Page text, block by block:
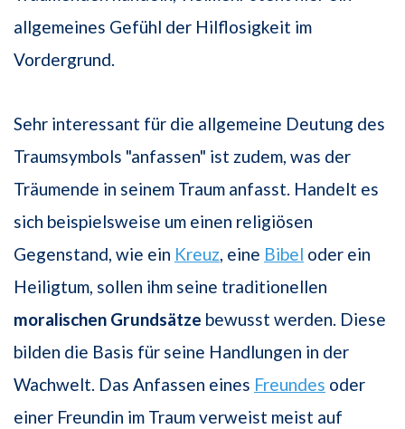
allgemeines Gefühl der Hilflosigkeit im
Vordergrund.
Sehr interessant für die allgemeine Deutung des
Traumsymbols "anfassen" ist zudem, was der
Träumende in seinem Traum anfasst. Handelt es
sich beispielsweise um einen religiösen
Gegenstand, wie ein Kreuz, eine Bibel oder ein
Heiligtum, sollen ihm seine traditionellen
moralischen Grundsätze bewusst werden. Diese
bilden die Basis für seine Handlungen in der
Wachwelt. Das Anfassen eines Freundes oder
einer Freundin im Traum verweist meist auf